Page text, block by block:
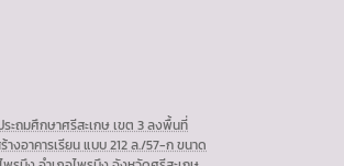
ะถมศึกษาศรีสะเกษ เขต 3 ลงพื้นที่
งอาคารเรียน แบบ 212 ล./57-ก ขนาด